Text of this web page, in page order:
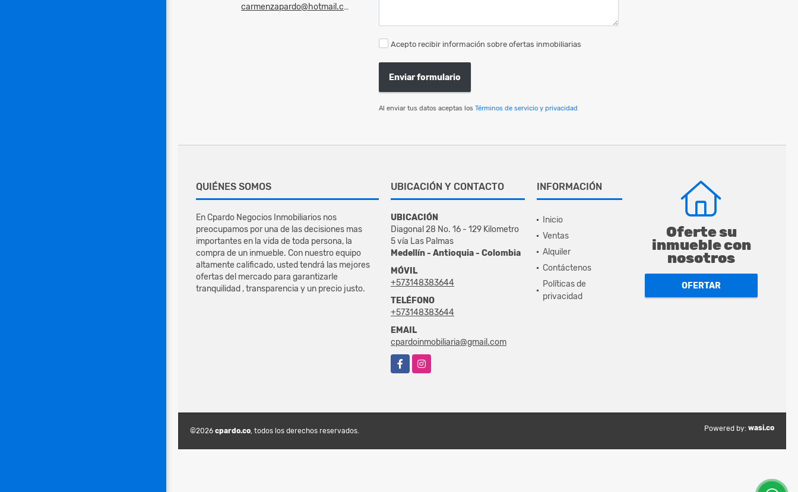
carmenzapardo@hotmail.com
Acepto recibir información sobre ofertas inmobiliarias
Enviar formulario
Al enviar tus datos aceptas los Términos de servicio y privacidad
QUIÉNES SOMOS
En Cpardo Negocios Inmobiliarios nos
preocupamos por una de las decisiones mas
importantes en la vida de toda persona, la
compra de un inmueble. Con nuestro equipo
altamente calificado, usted tendrá las mejores
ofertas del mercado para garantizarle
tranquilidad , transparencia y un precio justo.
UBICACIÓN Y CONTACTO
UBICACIÓN
Diagonal 28 No. 16 - 129 Kilometro
5 vía Las Palmas
Medellín - Antioquia - Colombia
MÓVIL
+573148383644
TELÉFONO
+573148383644
EMAIL
cpardoinmobiliaria@gmail.com
FacebookInstagram
INFORMACIÓN
Inicio
Ventas
Alquiler
Contáctenos
Políticas de
privacidad
Oferte su
inmueble con
nosotros
OFERTAR
©2026 cpardo.co, todos los derechos reservados. Powered by: wasi.co